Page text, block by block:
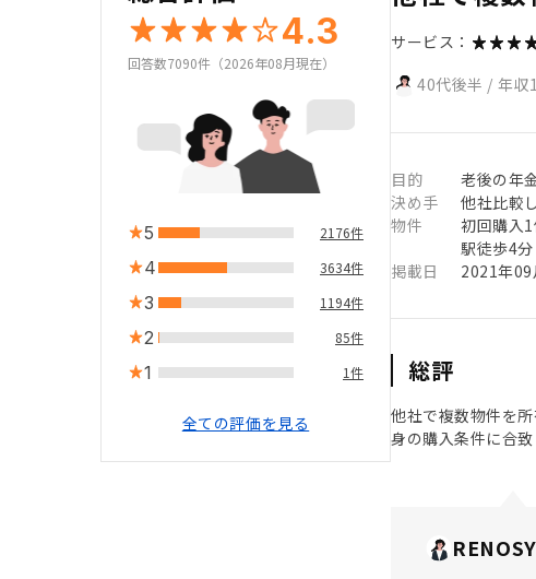
4.3
回答数7090件（2026年08月現在）
5 2176件
4 3634件
3 1194件
2 85件
1 1件
全ての評価を見る
サービス：
40代後半 / 年収
目的
老後の年
決め手
他社比較
物件
初回購入1
駅徒歩4
掲載日
2021年09
総評
他社で複数物件を
身の購入条件に合